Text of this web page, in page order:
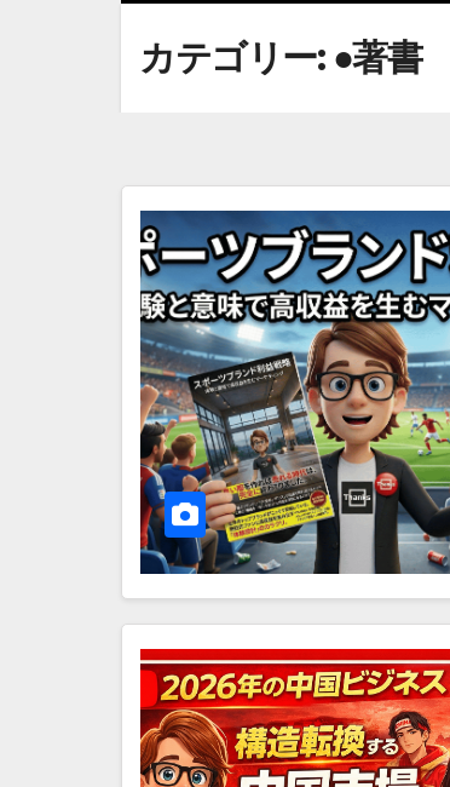
カテゴリー: ●著書